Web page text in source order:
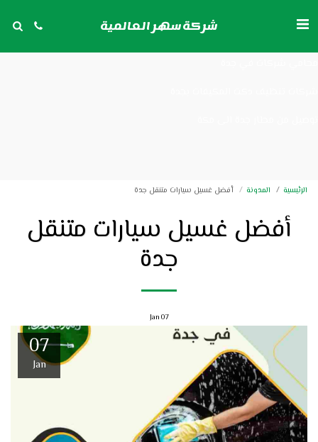
توصيل من مكة الى مطار جدةشركة سهر العالمية
الرئيسية المدونة أفضل غسيل سيارات متنقل جدة
أفضل غسيل سيارات متنقل
جدة
07
Jan
07
Jan